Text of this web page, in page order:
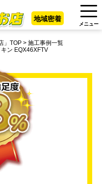
地域密着
メニュー
」TOP
施工事例一覧
ン EQX46XFTV